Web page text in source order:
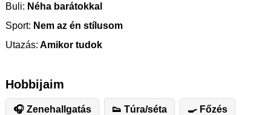
Buli: Néha barátokkal
Sport: Nem az én stílusom
Utazás: Amikor tudok
Hobbijaim
🎧 Zenehallgatás 👟 Túra/séta 🍳 Főzés